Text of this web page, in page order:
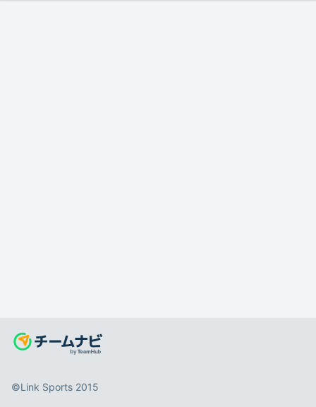
©️Link Sports 2015